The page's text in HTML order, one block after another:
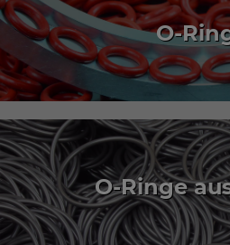
O-
O-Ringe